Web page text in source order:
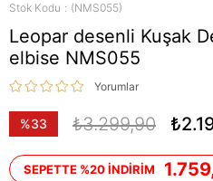
Stok Kodu (NMS055)
Leopar desenli Kuşak
elbise NMS055
Yorumlar
%33
₺3.299,90
SEPETTE %20 İNDİRİM